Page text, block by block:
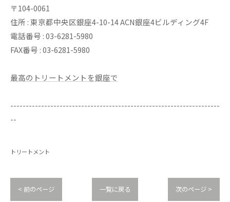
〒104-0061
住所 : 東京都中央区銀座4-10-14 ACN銀座4ビルディング4F
電話番号 : 03-6281-5980
FAX番号 : 03-6281-5980
最高のトリートメントを銀座で
--------------------------------------------------------------------
--
トリートメント
< 前のページ 一覧に戻る 次のページ >